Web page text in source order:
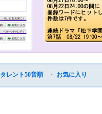
タレント50音順 ・ お気に入り